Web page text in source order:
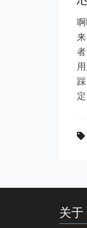
关于